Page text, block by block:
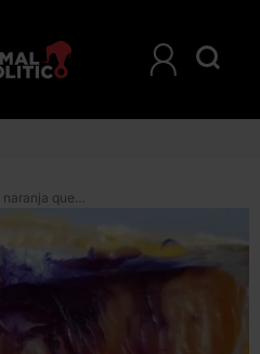
Resuelven el misterio de la naranja que se volvió morada